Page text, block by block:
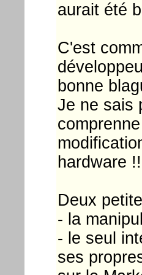
aurait été
C'est
bonne
Je ne sais
hardware
Deux
- la
- le seul
ses